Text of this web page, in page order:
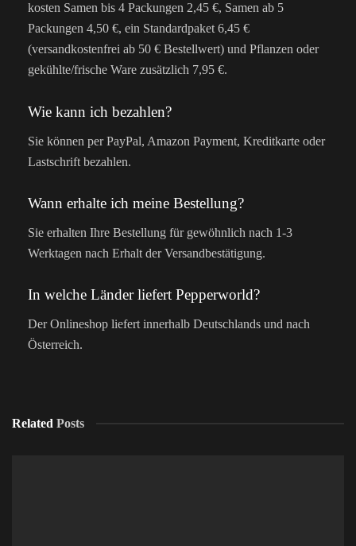
kosten Samen bis 4 Packungen 2,45 €, Samen ab 5
Packungen 4,50 €, ein Standardpaket 6,45 €
(versandkostenfrei ab 50 € Bestellwert) und Pflanzen oder
gekühlte/frische Ware zusätzlich 7,95 €.
Wie kann ich bezahlen?
Sie können per PayPal, Amazon Payment, Kreditkarte oder
Lastschrift bezahlen.
Wann erhalte ich meine Bestellung?
Sie erhalten Ihre Bestellung für gewöhnlich nach 1-3
Werktagen nach Erhalt der Versandbestätigung.
In welche Länder liefert Pepperworld?
Der Onlineshop liefert innerhalb Deutschlands und nach
Österreich.
Related Posts